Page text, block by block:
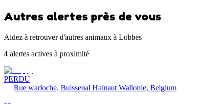
Autres alertes près de vous
Aidez à retrouver d'autres animaux à Lobbes
4 alertes actives à proximité
PERDU
Rue warloche, Buissenal Hainaut Wallonie, Belgium